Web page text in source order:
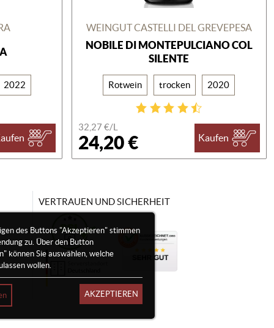
2022
WEINGUT CASTELLI DEL GREVEPESA
NOBILE DI MONTEPULCIANO COL
SILENTE
Rotwein trocken 2020
32,27 €/L
24,20 € Kaufen
des Buttons "Akzeptieren" stimmen
zu. Über den Button
können Sie auswählen, welche
wollen.
AKZEPTIEREN
VERTRAUEN UND SICHERHEIT